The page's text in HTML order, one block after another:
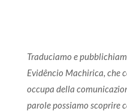
Traduciamo e
Evidêncio Machirica, che
occupa della
parole possiamo scoprire